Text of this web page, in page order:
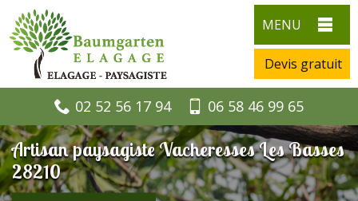
MENU
Devis gratuit
02 52 56 17 94 06 58 46 99 65
Artisan paysagiste Vacheresses Les Basses
28210